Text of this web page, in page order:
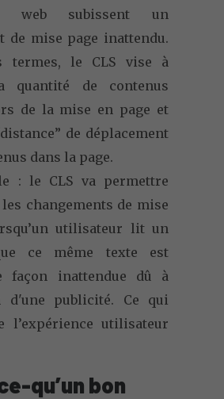
web subissent un
de mise page inattendu.
termes, le CLS vise à
quantité de contenus
de la mise en page et
de déplacement
dans la page.
: le CLS va permettre
les changements de mise
utilisateur lit un
ce même texte est
façon inattendue dû à
d'une publicité. Ce qui
l’expérience utilisateur
qu’un bon